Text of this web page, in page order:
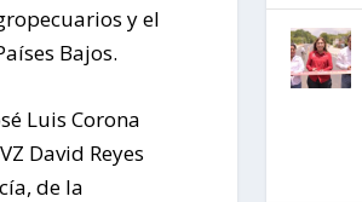
y el
Bajos.
Luis Corona
David Reyes
de la